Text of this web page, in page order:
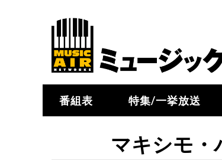
番組表 特集/一挙放送
マキシモ・